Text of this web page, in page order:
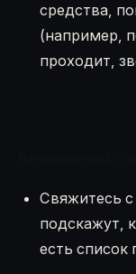
средства,
(например,
проходит,
Свяжитесь
подскажут,
есть